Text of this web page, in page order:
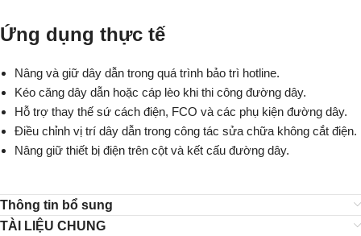
Ứng dụng thực tế
Nâng và giữ dây dẫn trong quá trình bảo trì hotline.
Kéo căng dây dẫn hoặc cáp lèo khi thi công đường dây.
Hỗ trợ thay thế sứ cách điện, FCO và các phụ kiện đường dây.
Điều chỉnh vị trí dây dẫn trong công tác sửa chữa không cắt điện.
Nâng giữ thiết bị điện trên cột và kết cấu đường dây.
Thông tin bổ sung
TÀI LIỆU CHUNG